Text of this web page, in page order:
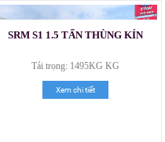
SRM S1 1.5 TẤN THÙNG KÍN
Tải trọng: 1495KG KG
Xem chi tiết